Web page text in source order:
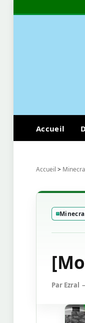
Accueil
Accueil >
Par Ezral